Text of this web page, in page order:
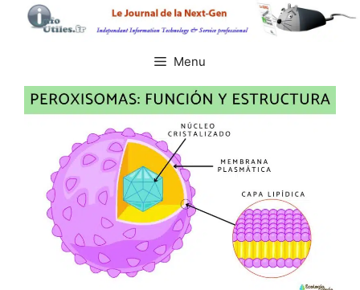
Aller
Menu